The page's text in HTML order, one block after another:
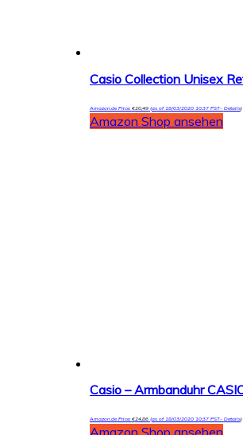
Amazon.de Price:€20,49(as of 18/03/2020 10:37 PST- Details)
Amazon Shop ansehen
Amazon.de Price:€24,86(as of 18/03/2020 10:37 PST- Details)